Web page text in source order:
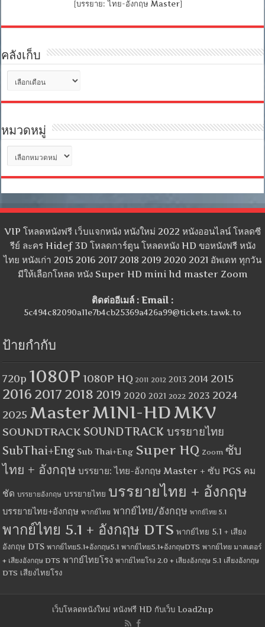
[บรรยาย: ไทย-อังกฤษ Master]
คลังเก็บ
เก็บ
หมวดหมู่
หมู่
VIP โหลดหนังฟรี เว็บแจกหนัง หนังใหม่ 2022 หนังออนไลน์ โหลดซี
รีย์ ละคร Hidef 3D โหลดการ์ตูน โหลดหนัง HD ขอหนังฟรี หนัง
ไทย หนังเก่า 2015 2016 2017 2018 2019 2020 2021 อัพเดท ทุกวัน
มีให้เลือกโหลด หนัง Super HD mini hd master Zoom
ติดต่ออีเมล์ : Email :
5c494c82090a11e7b4cb25369a426a99@tickets.tawk.to
ป้ายกำกับ
720p 1080P 1080P HQ 2011 2012 2013 2014 2015
2016 2017 2018 2019 2020 2021 2022 2023 2024
2025 MasterMINI-HDMKV
SOUNDTRACK SOUNDTRACK บรรยายไทย
SubThai+Eng Sub Thai+Eng Super HQ Zoom ซับ
ไทย + อังกฤษ บรรยาย: ไทย-อังกฤษ Master + ซับ PGS คม
ชัด บรรยายอังกฤษ บรรยายไทย บรรยายไทย + อังกฤษ
บรรยายไทย+อังกฤษ พากย์ไทย พากย์ไทย/อังกฤษ พากย์ไทย 5.1
พากย์ไทย 5.1 + อังกฤษ DTS พากย์ไทย 5.1 + เสียง
อังกฤษ DTS พากย์ไทย5.1+อังกฤษ5.1 พากย์ไทย5.1+อังกฤษDTS พากย์ไทย มาสเตอร์
+ เสียงอังกฤษ DTS พากย์ไทยโรง พากย์ไทยโรง 2.0 + เสียงอังกฤษ 5.1 เสียงอังกฤษ
DTS เสียงไทยโรง
เว็บโหลดหนังใหม่ หนังฟรี HD กับเว็บ Load2up